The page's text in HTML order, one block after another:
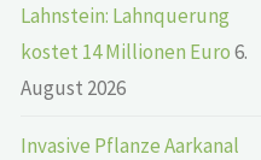
Lahnstein: Lahnquerung
kostet 14 Millionen Euro6.
August 2026
Invasive Pflanze Aarkanal